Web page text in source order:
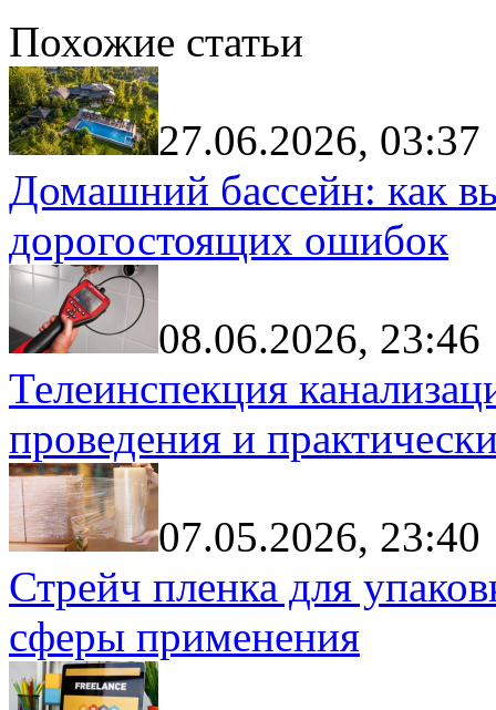
Похожие статьи
27.06.2026, 03:37
Домашний бассейн: как
дорогостоящих ошибок
08.06.2026, 23:46
Телеинспекция
проведения и
07.05.2026, 23:40
Стрейч пленка для
сферы применения